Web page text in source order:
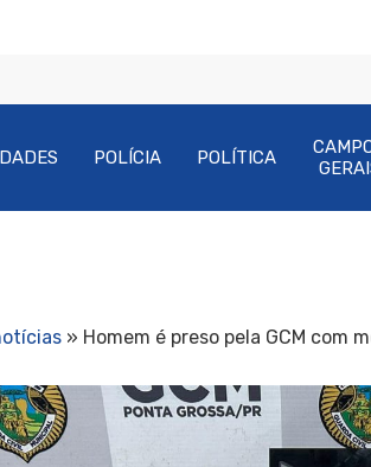
POLÍCIA POLÍTICA
» Homem é preso pela GCM com